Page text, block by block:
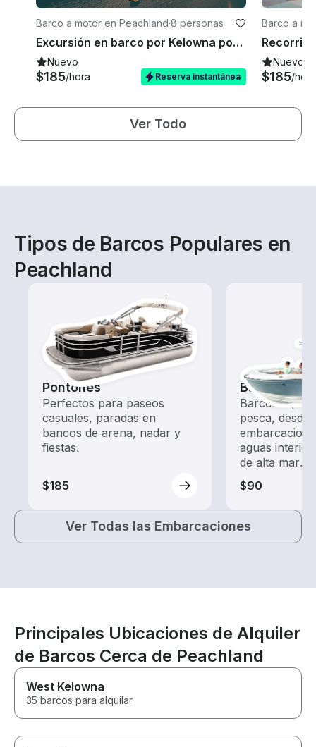
Barco a motor en Peachland·8 personas
Excursión en barco por Kelowna por el lago Okanagan: del anochecer al amanecer
Nuevo
$185/hora Reserva instantánea
Barco a
Nuevo
$185/hora
Ver Todo
Tipos de Barcos Populares en
Peachland
Pontones
Perfectos para paseos
casuales, paradas en
bancos de arena, nadar y
fiestas.
$185
Barcos de
Barcos
pesca, desde
aguas
de alta mar.
$90
Ver Todas las Embarcaciones
Principales Ubicaciones de Alquiler
de Barcos Cerca de Peachland
West Kelowna
35 barcos para alquilar